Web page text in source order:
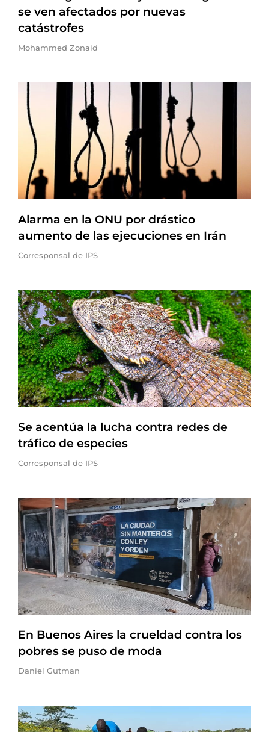
se ven afectados por nuevas
catástrofes
Mohammed Zonaid
Alarma en la ONU por drástico
aumento de las ejecuciones en Irán
Corresponsal de IPS
Se acentúa la lucha contra redes de
tráfico de especies
Corresponsal de IPS
En Buenos Aires la crueldad contra los
pobres se puso de moda
Daniel Gutman